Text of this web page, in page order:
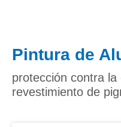
Pintura de
protección contra
revestimiento de